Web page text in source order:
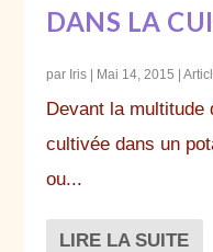
DANS LA
par Iris | Mai 14, 2015 |
Devant la multitude
cultivée dans un
ou...
LIRE LA SUITE